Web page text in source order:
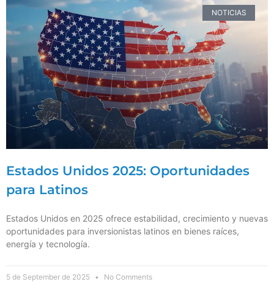
NOTICIAS
Estados Unidos 2025: Oportunidades
para Latinos
Estados Unidos en 2025 ofrece estabilidad, crecimiento y nuevas
oportunidades para inversionistas latinos en bienes raíces,
energía y tecnología.
5 de September de 2025 No Comments